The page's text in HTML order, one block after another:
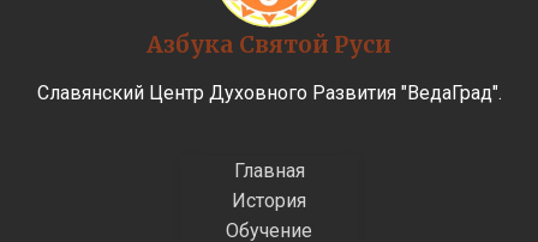
Азбука Святой Руси
Славянский Центр Духовного Развития "ВедаГрад".
Главная
История
Обучение